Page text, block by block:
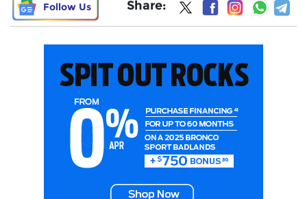
Follow Us Share: